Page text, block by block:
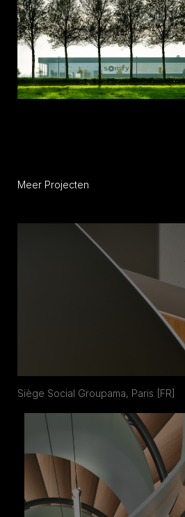
Meer Projecten
Siège Social Groupama, Paris [FR]